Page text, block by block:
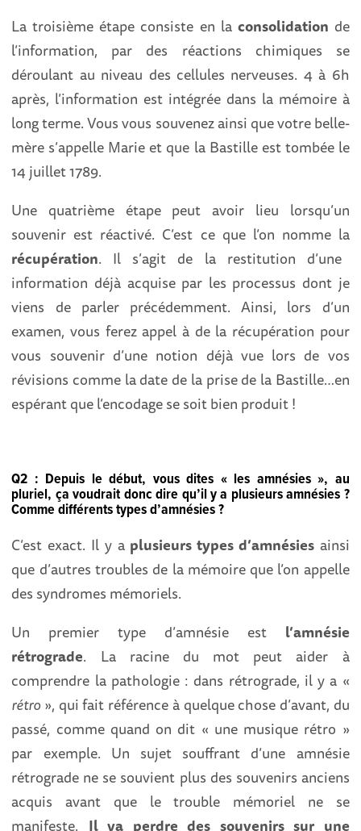
La troisième étape consiste en la consolidation de
l’information, par des réactions chimiques se
déroulant au niveau des cellules nerveuses. 4 à 6h
après, l’information est intégrée dans la mémoire à
long terme. Vous vous souvenez ainsi que votre belle-
mère s’appelle Marie et que la Bastille est tombée le
14 juillet 1789.
Une quatrième étape peut avoir lieu lorsqu’un
souvenir est réactivé. C’est ce que l’on nomme la
récupération. Il s’agit de la restitution d’une
information déjà acquise par les processus dont je
viens de parler précédemment. Ainsi, lors d’un
examen, vous ferez appel à de la récupération pour
vous souvenir d’une notion déjà vue lors de vos
révisions comme la date de la prise de la Bastille…en
espérant que l’encodage se soit bien produit !
Q2 : Depuis le début, vous dites « les amnésies », au
pluriel, ça voudrait donc dire qu’il y a plusieurs amnésies ?
Comme différents types d’amnésies ?
C’est exact. Il y a plusieurs types d’amnésiesainsi
que d’autres troubles de la mémoire que l’on appelle
des syndromes mémoriels.
Un premier type d’amnésie est l’amnésie
rétrograde. La racine du mot peut aider à
comprendre la pathologie : dans rétrograde, il y a «
rétro », qui fait référence à quelque chose d’avant, du
passé, comme quand on dit « une musique rétro »
par exemple. Un sujet souffrant d’une amnésie
rétrograde ne se souvient plus des souvenirs anciens
acquis avant que le trouble mémoriel ne se
manifeste. Il va perdre des souvenirs sur une